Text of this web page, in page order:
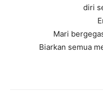
diri
Mari
Biarkan semua